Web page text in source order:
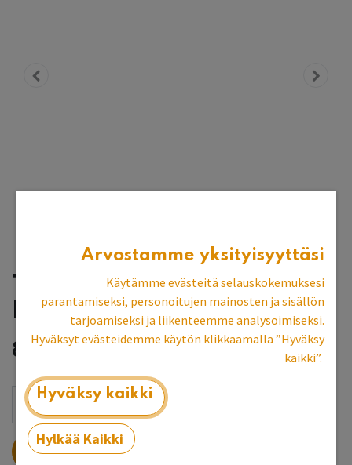
Two Fussy Blokes -
lasinpuhdistusterä
8,76 €
LISÄÄ OSTOSKORIIN
Arvostamme yksityisyyttäsi
Käytämme evästeitä selauskokemuksesi
parantamiseksi, personoitujen mainosten ja sisällön
tarjoamiseksi ja liikenteemme analysoimiseksi.
Hyväksyt evästeidemme käytön klikkaamalla ”Hyväksy
kaikki”.
Hyväksy kaikki
Hylkää Kaikki